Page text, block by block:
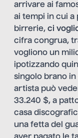
arrivare ai
ai tempi in cui a
birrerie, ci
cifra congrua,
vogliono un
ipotizzando
singolo brano
artista può
33.240 $, a
casa
una fetta del